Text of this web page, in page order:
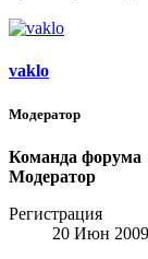
vaklo
Модератор
Команда форума
Модератор
Регистрация
20 Июн 2009